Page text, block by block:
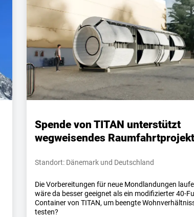
Spende von TITAN unterstützt
wegweisendes Raumfahrtprojekt
Standort: Dänemark und Deutschland
Die Vorbereitungen für neue Mondlandungen
wäre da besser geeignet als ein modifizierter 40-
Container von TITAN, um beengte
testen?